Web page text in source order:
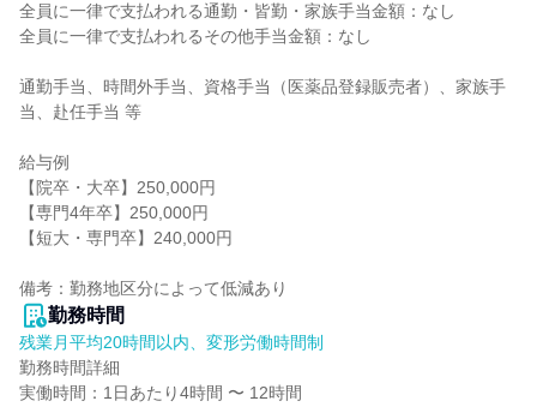
全員に一律で支払われる通勤・皆勤・家族手当金額：なし
全員に一律で支払われるその他手当金額：なし
通勤手当、時間外手当、資格手当（医薬品登録販売者）、家族手
当、赴任手当 等
給与例
【院卒・大卒】250,000円
【専門4年卒】250,000円
【短大・専門卒】240,000円
備考：勤務地区分によって低減あり
勤務時間
残業月平均20時間以内、変形労働時間制
勤務時間詳細
実働時間：1日あたり4時間 〜 12時間